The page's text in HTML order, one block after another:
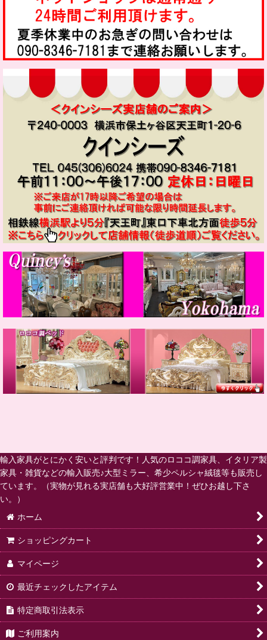
輸入家具がとにかく安いと評判です！人気のロココ調家具、イタリア製
家具・雑貨などの輸入販売♪大型ミラー、希少ペルシャ絨毯等も販売し
ています。（実物が見れる実店舗も大好評営業中！ぜひお越し下さ
い。）
ホーム
ショッピングカート
マイページ
最近チェックしたアイテム
特定商取引法表示
ご利用案内